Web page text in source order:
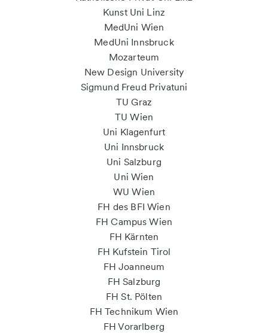
Kunst Uni Linz
MedUni Wien
MedUni Innsbruck
Mozarteum
New Design University
Sigmund Freud Privatuni
TU Graz
TU Wien
Uni Klagenfurt
Uni Innsbruck
Uni Salzburg
Uni Wien
WU Wien
FH des BFI Wien
FH Campus Wien
FH Kärnten
FH Kufstein Tirol
FH Joanneum
FH Salzburg
FH St. Pölten
FH Technikum Wien
FH Vorarlberg